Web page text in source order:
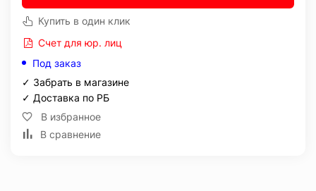
Купить в один клик
Счет для юр. лиц
Под заказ
✓ Забрать в магазине
✓ Доставка по РБ
В избранное
В сравнение